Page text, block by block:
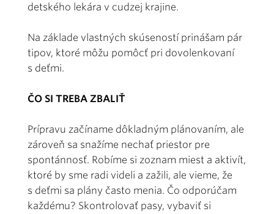
detského lekára v cudzej krajine.
Na základe vlastných skúseností prinášam pár
tipov, ktoré môžu pomôcť pri dovolenkovaní
s deťmi.
ČO SI TREBA ZBALIŤ
Prípravu začíname dôkladným plánovaním, ale
zároveň sa snažíme nechať priestor pre
spontánnosť. Robíme si zoznam miest a aktivít,
ktoré by sme radi videli a zažili, ale vieme, že
s deťmi sa plány často menia. Čo odporúčam
každému? Skontrolovať pasy, vybaviť si